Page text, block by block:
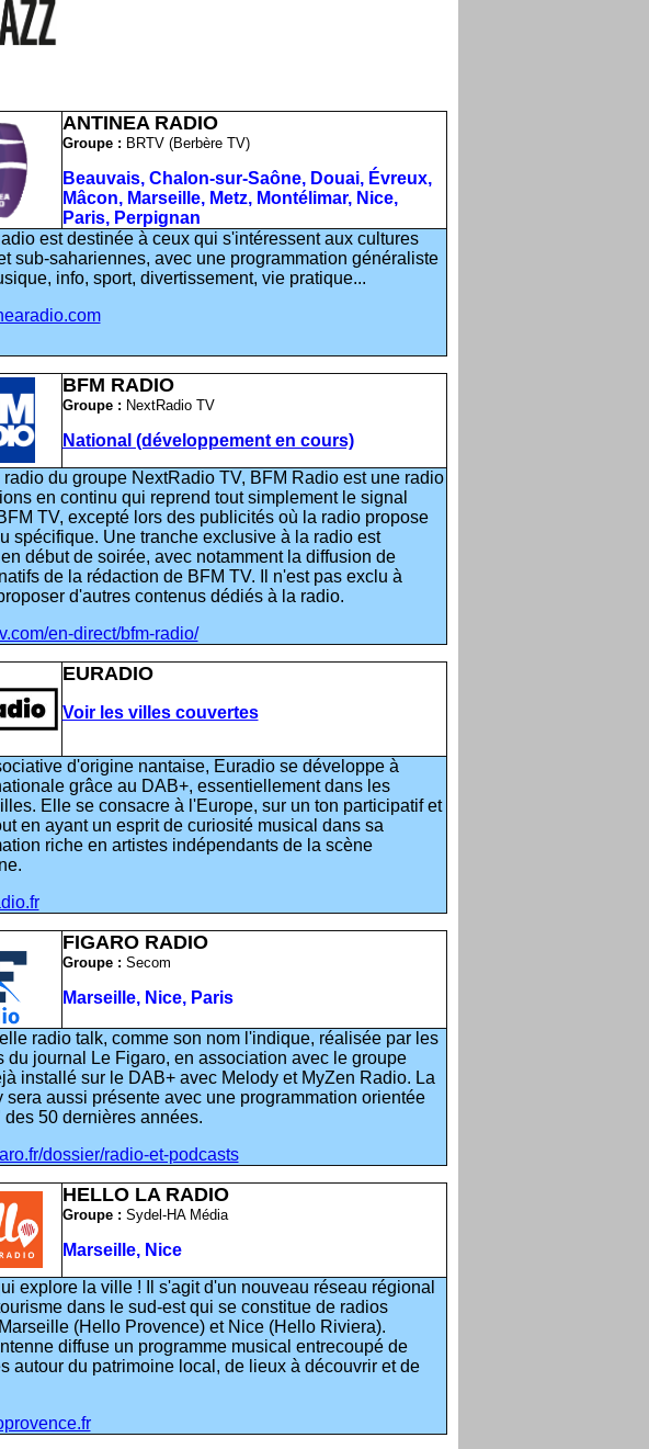
ANTINEA RADIO
Groupe : BRTV (Berbère TV)
Beauvais, Chalon-sur-Saône, Douai, Évreux,
Mâcon, Marseille, Metz, Montélimar, Nice,
Paris, Perpignan
est destinée à ceux qui s'intéressent aux cultures
sub-sahariennes, avec une programmation généraliste
info, sport, divertissement, vie pratique...
BFM RADIO
Groupe : NextRadio TV
National (développement en cours)
radio du groupe NextRadio TV, BFM Radio est une radio
en continu qui reprend tout simplement le signal
TV, excepté lors des publicités où la radio propose
spécifique. Une tranche exclusive à la radio est
début de soirée, avec notamment la diffusion de
de la rédaction de BFM TV. Il n'est pas exclu à
d'autres contenus dédiés à la radio.
en-direct/bfm-radio/
EURADIO
Voir les villes couvertes
d'origine nantaise, Euradio se développe à
grâce au DAB+, essentiellement dans les
Elle se consacre à l'Europe, sur un ton participatif et
en ayant un esprit de curiosité musical dans sa
riche en artistes indépendants de la scène
FIGARO RADIO
Groupe : Secom
Marseille, Nice, Paris
radio talk, comme son nom l'indique, réalisée par les
du journal Le Figaro, en association avec le groupe
installé sur le DAB+ avec Melody et MyZen Radio. La
sera aussi présente avec une programmation orientée
des 50 dernières années.
dossier/radio-et-podcasts
HELLO LA RADIO
Groupe : Sydel-HA Média
Marseille, Nice
explore la ville ! Il s'agit d'un nouveau réseau régional
dans le sud-est qui se constitue de radios
(Hello Provence) et Nice (Hello Riviera).
diffuse un programme musical entrecoupé de
autour du patrimoine local, de lieux à découvrir et de